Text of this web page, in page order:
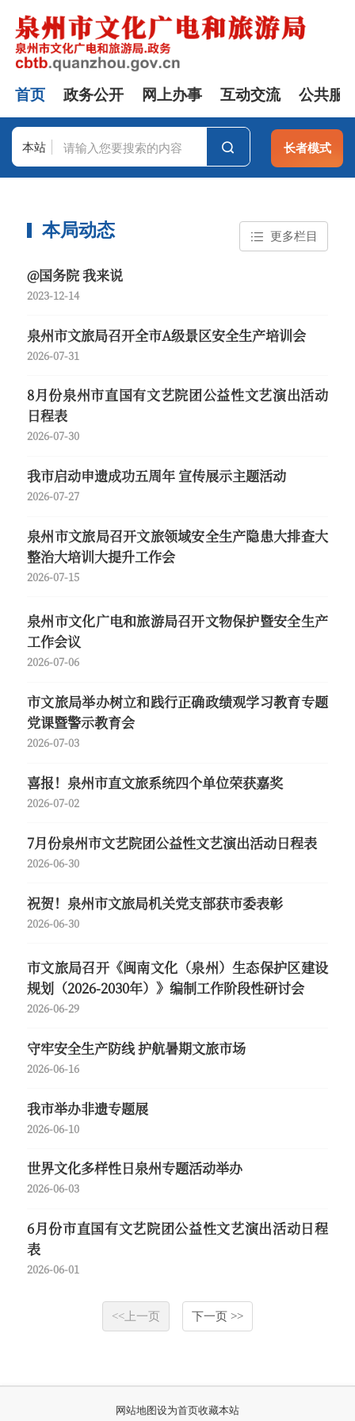
首页 政务公开 网上办事 互动交流 公共服
本站 长者模式
本局动态 更多栏目
@国务院 我来说
2023-12-14
泉州市文旅局召开全市A级景区安全生产培训会
2026-07-31
8月份泉州市直国有文艺院团公益性文艺演出活动
日程表
2026-07-30
我市启动申遗成功五周年 宣传展示主题活动
2026-07-27
泉州市文旅局召开文旅领域安全生产隐患大排查大
整治大培训大提升工作会
2026-07-15
泉州市文化广电和旅游局召开文物保护暨安全生产
工作会议
2026-07-06
市文旅局举办树立和践行正确政绩观学习教育专题
党课暨警示教育会
2026-07-03
喜报！泉州市直文旅系统四个单位荣获嘉奖
2026-07-02
7月份泉州市文艺院团公益性文艺演出活动日程表
2026-06-30
祝贺！泉州市文旅局机关党支部获市委表彰
2026-06-30
市文旅局召开《闽南文化（泉州）生态保护区建设
规划（2026-2030年）》编制工作阶段性研讨会
2026-06-29
守牢安全生产防线 护航暑期文旅市场
2026-06-16
我市举办非遗专题展
2026-06-10
世界文化多样性日泉州专题活动举办
2026-06-03
6月份市直国有文艺院团公益性文艺演出活动日程
表
2026-06-01
<<上一页 下一页 >>
网站地图设为首页收藏本站